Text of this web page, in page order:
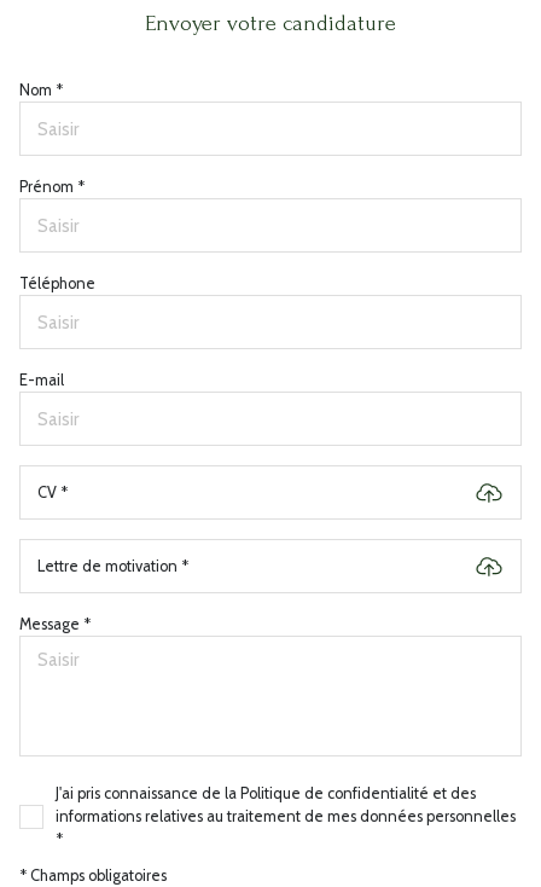
Envoyer votre candidature
Nom *
Prénom *
Téléphone
E-mail
CV *
Lettre de motivation *
Message *
J'ai pris connaissance de la Politique de confidentialité et des
informations relatives au traitement de mes données personnelles
*
* Champs obligatoires